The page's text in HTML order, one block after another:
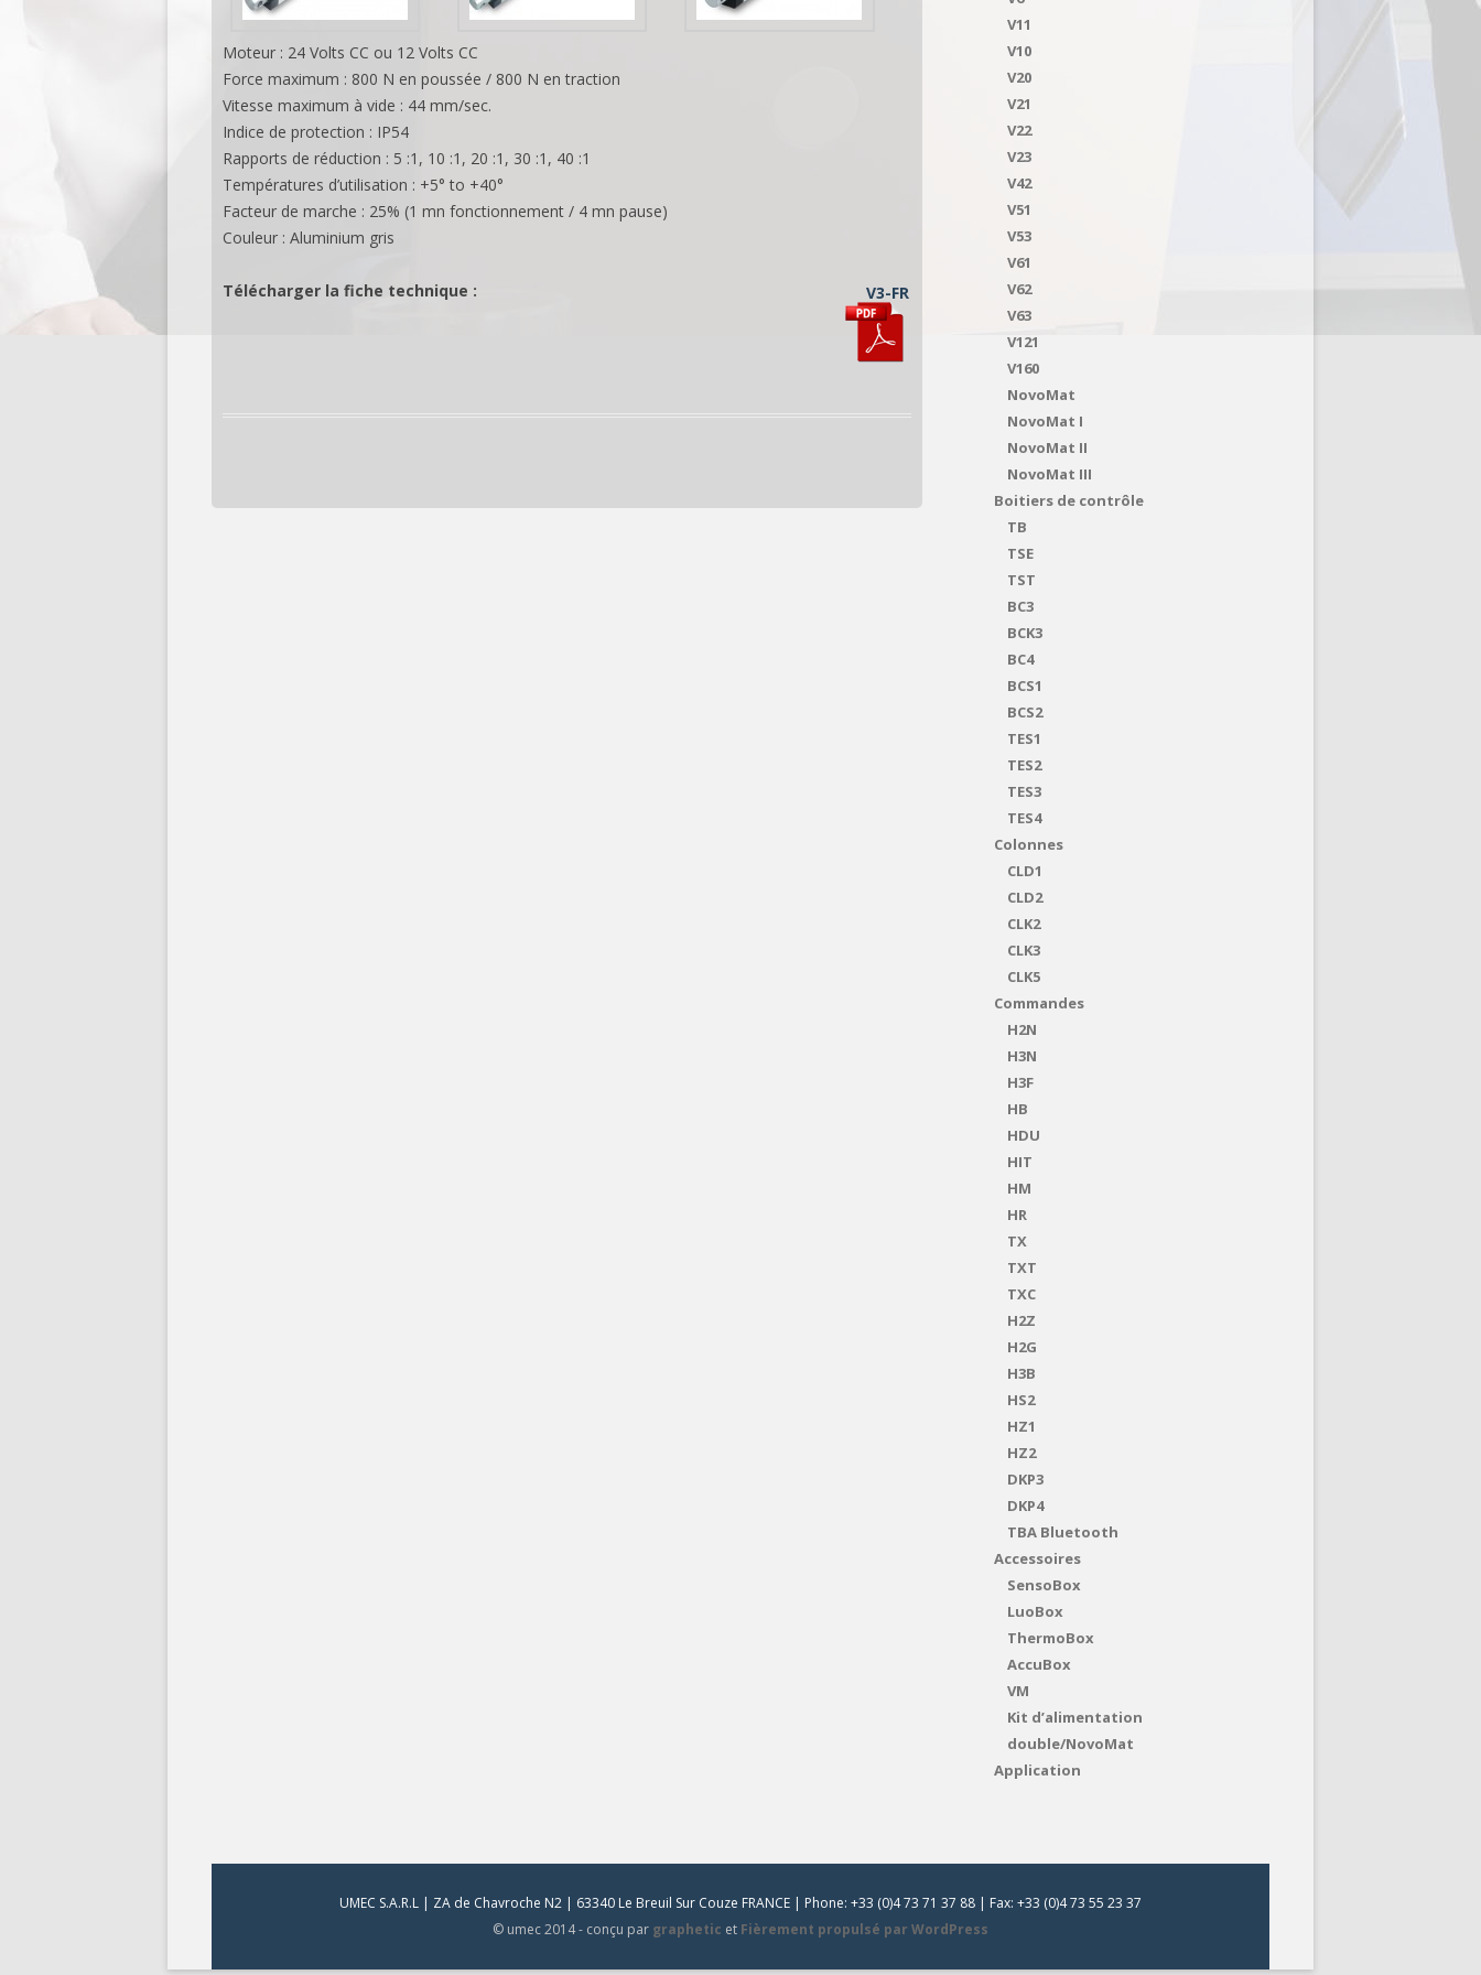
Moteur : 24 Volts CC ou 12 Volts CC
Force maximum : 800 N en poussée / 800 N en traction
Vitesse maximum à vide : 44 mm/sec.
Indice de protection : IP54
Rapports de réduction : 5 :1, 10 :1, 20 :1, 30 :1, 40 :1
Températures d’utilisation : +5° to +40°
Facteur de marche : 25% (1 mn fonctionnement / 4 mn pause)
Couleur : Aluminium gris
Télécharger la fiche technique : V3-FR
V11
V10
V20
V21
V22
V23
V42
V51
V53
V61
V62
V63
V121
V160
NovoMat
NovoMat I
NovoMat II
NovoMat III
Boitiers de contrôle
TB
TSE
TST
BC3
BCK3
BC4
BCS1
BCS2
TES1
TES2
TES3
TES4
Colonnes
CLD1
CLD2
CLK2
CLK3
CLK5
Commandes
H2N
H3N
H3F
HB
HDU
HIT
HM
HR
TX
TXT
TXC
H2Z
H2G
H3B
HS2
HZ1
HZ2
DKP3
DKP4
TBA Bluetooth
Accessoires
SensoBox
LuoBox
ThermoBox
AccuBox
VM
Kit d’alimentation
double/NovoMat
Application
UMEC S.A.R.L | ZA de Chavroche N2 | 63340 Le Breuil Sur Couze FRANCE | Phone: +33 (0)4 73 71 37 88 | Fax: +33 (0)4 73 55 23 37
© umec 2014 - conçu par graphetic et Fièrement propulsé par WordPress